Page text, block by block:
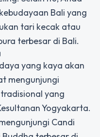
Bali yang
tari kecak atau
terbesar di Bali.
yang kaya akan
mengunjungi
yang
Yogyakarta.
Candi